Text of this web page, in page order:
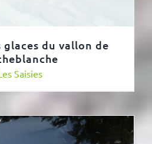
glaces du vallon de
Saisies